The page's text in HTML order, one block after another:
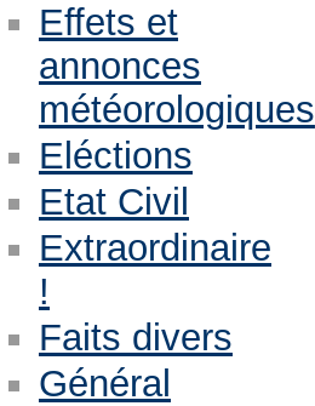
Effets et
annonces
météorologiques
Eléctions
Etat Civil
Extraordinaire
!
Faits divers
Général